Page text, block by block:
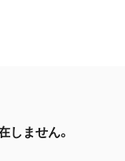
しません。